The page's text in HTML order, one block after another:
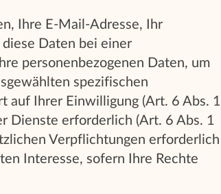
Ihre E-Mail-Adresse, Ihr
Daten bei einer
personenbezogenen Daten, um
spezifischen
auf Ihrer Einwilligung (Art. 6 Abs. 1
Dienste erforderlich (Art. 6 Abs. 1
Verpflichtungen erforderlich
Interesse, sofern Ihre Rechte